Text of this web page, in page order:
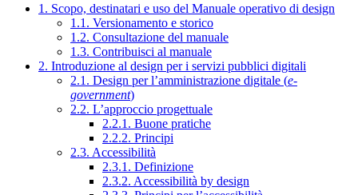
1. Scopo, destinatari e uso del Manuale operativo di design
1.1. Versionamento e storico
1.2. Consultazione del manuale
1.3. Contribuisci al manuale
2. Introduzione al design per i servizi pubblici digitali
2.1. Design per l’amministrazione digitale (e-
government)
2.2. L’approccio progettuale
2.2.1. Buone pratiche
2.2.2. Principi
2.3. Accessibilità
2.3.1. Definizione
2.3.2. Accessibilità by design